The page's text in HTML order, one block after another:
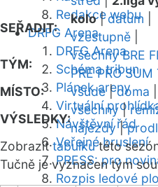
Redakce webu
DRFG Arena
DRFG Arena
Schéma tribun
Plánek areny
Virtuální
Návštěvní řád
Veřejné bruslení
PRESS: pro
Rozpis ledové
SEŘADIT:
kolo|datum
vzestupně
TÝM:
všechny BRE
PRE PRO SUM
MÍSTO:
všude|doma
VÝSLEDKY:
všechny|
nájezdy|
Zobrazittabulkutéto
Tučně je vyznačen tým